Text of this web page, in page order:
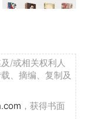
/或相关权利人
、摘编、复制及
，获得书面